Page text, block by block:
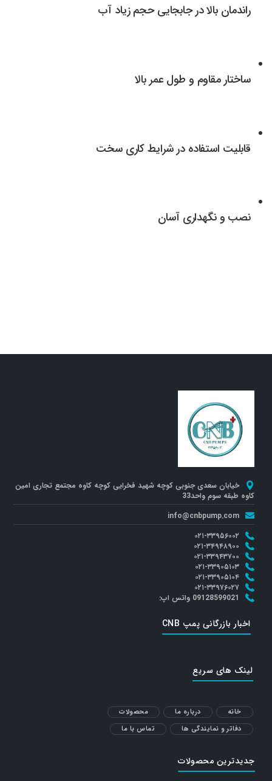
راندمان بالا در جابجایی حجم زیاد آب
ساختار مقاوم و طول عمر بالا
قابلیت استفاده در شرایط کاری سخت
نصب و نگهداری آسان
خیابان سعدی جنوبی کوچه شهید فخرایی کوچه کاوه مجتمع تجاری امین
کاوه طبقه سوم واحد33
info@cnbpump.com
۰۲۱-۳۳۹۵۶۰۰۲
۰۲۱-۳۴۹۴۸۹۰۰
۰۲۱-۳۳۹۴۳۷۰۰
۰۲۱-۳۳۹۰۵۱۰۳
۰۲۱-۳۳۹۰۵۱۰۴
۰۲۱-۳۳۹۷۶۰۲۷
09128599021 واتس اپ:
اخبار بازرگانی پمپ CNB
لینک های سریع
خانه درباره ما
محصولات
دفاتر و نمایندگی ها
تماس با ما
جدیدترین محصولات